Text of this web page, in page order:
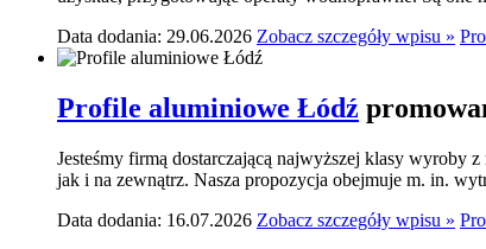
Data dodania: 29.06.2026 Zobacz szczegóły wpisu »
Profile aluminiowe Łódź
Jesteśmy firmą dostarczającą najwyższej klasy wyroby
jak i na zewnątrz. Nasza propozycja obejmuje m. in.
Data dodania: 16.07.2026 Zobacz szczegóły wpisu »